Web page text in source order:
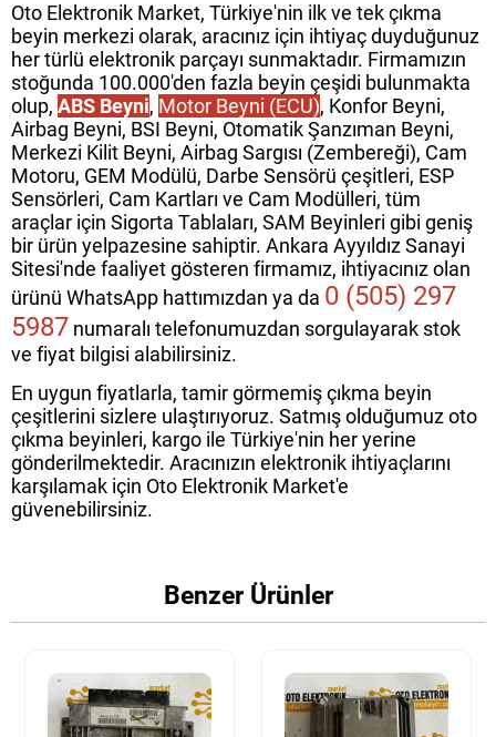
Oto Elektronik Market, Türkiye'nin ilk ve tek çıkma
beyin merkezi olarak, aracınız için ihtiyaç duyduğunuz
her türlü elektronik parçayı sunmaktadır. Firmamızın
stoğunda 100.000'den fazla beyin çeşidi bulunmakta
olup, ABS Beyni, Motor Beyni (ECU), Konfor Beyni,
Airbag Beyni, BSI Beyni, Otomatik Şanzıman Beyni,
Merkezi Kilit Beyni, Airbag Sargısı (Zembereği), Cam
Motoru, GEM Modülü, Darbe Sensörü çeşitleri, ESP
Sensörleri, Cam Kartları ve Cam Modülleri, tüm
araçlar için Sigorta Tablaları, SAM Beyinleri gibi geniş
bir ürün yelpazesine sahiptir. Ankara Ayyıldız Sanayi
Sitesi'nde faaliyet gösteren firmamız, ihtiyacınız olan
ürünü WhatsApp hattımızdan ya da 0 (505) 297
5987 numaralı telefonumuzdan sorgulayarak stok
ve fiyat bilgisi alabilirsiniz.
En uygun fiyatlarla, tamir görmemiş çıkma beyin
çeşitlerini sizlere ulaştırıyoruz. Satmış olduğumuz oto
çıkma beyinleri, kargo ile Türkiye'nin her yerine
gönderilmektedir. Aracınızın elektronik ihtiyaçlarını
karşılamak için Oto Elektronik Market'e
güvenebilirsiniz.
Benzer Ürünler